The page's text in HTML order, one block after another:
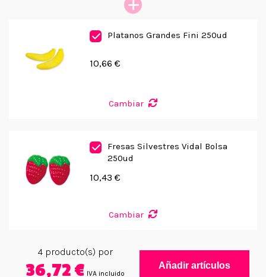
Platanos Grandes Fini 250ud
10,66 €
Cambiar
Fresas Silvestres Vidal Bolsa
250ud
10,43 €
Cambiar
4producto(s) por
36,72 € IVA incluido
Añadir artículos